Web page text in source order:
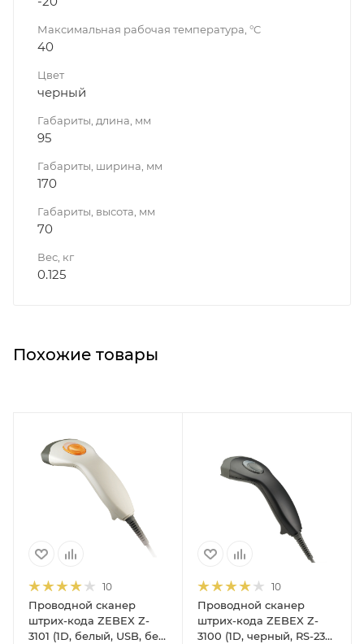
Максимальная рабочая температура, °C
40
Цвет
черный
Габариты, длина, мм
95
Габариты, ширина, мм
170
Габариты, высота, мм
70
Вес, кг
0.125
Похожие товары
10
Проводной сканер
штрих-кода ZEBEX Z-
3101 (1D, белый, USB, без
10
Проводной сканер
штрих-кода ZEBEX Z-
3100 (1D, черный, RS-232,